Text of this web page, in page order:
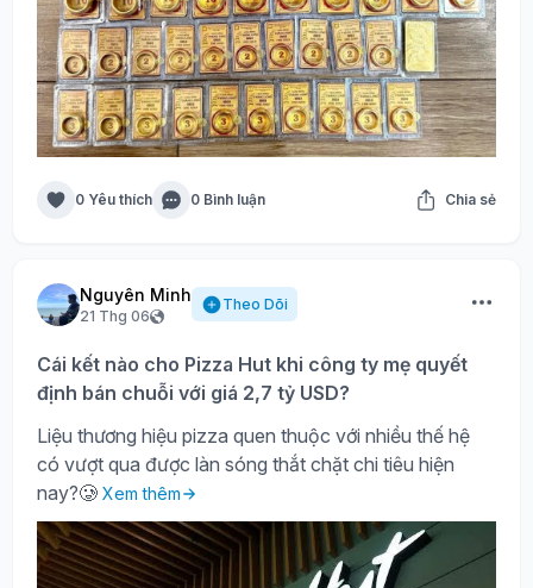
0 Yêu thích 0 Bình luận Chia sẻ
Nguyên Minh
21 Thg 06
Theo Dõi
Cái kết nào cho Pizza Hut khi công ty mẹ quyết
định bán chuỗi với giá 2,7 tỷ USD?
Liệu thương hiệu pizza quen thuộc với nhiều thế hệ
có vượt qua được làn sóng thắt chặt chi tiêu hiện
nay?🥲 Xem thêm